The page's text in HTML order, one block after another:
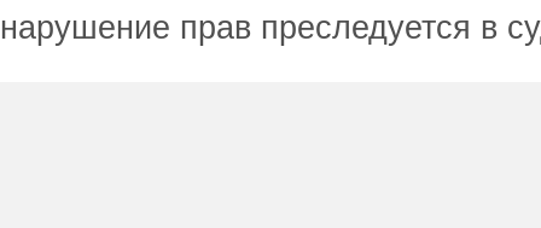
нарушение прав преследуется в